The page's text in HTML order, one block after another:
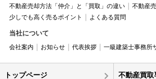
不動産売却方法「仲介」と「買取」の違い
不動産
少しでも高く売るポイント
よくある質問
当社について
会社案内 お知らせ 代表挨拶 一級建築士事務所
トップページ 不動産買取